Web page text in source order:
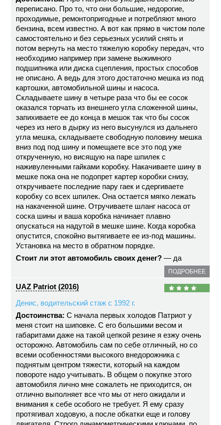
переписано. Про то, что они большие, недорогие,
проходимые, ремонтопригодные и потребляют много
бензина, всем известно. А вот как прямо в чистом поле
самостоятельно и без серьезных усилий снять и
потом вернуть на место тяжелую коробку передач, что
необходимо например при замене выжимного
подшипника или диска сцепления, простых способов
не описано. А ведь для этого достаточно мешка из под
картошки, автомобильной шины и насоса.
Складываете шину в четыре раза что бы ее сосок
оказался торчать из внешнего угла сложенной шины,
запихиваете ее до конца в мешок так что бы сосок
через из него в дырку из него высунулся из дальнего
угла мешка, складываете свободную половину мешка
вниз под под шину и помещаете все это под уже
открученную, но висящую на паре шпилек с
наживуленными гайками коробку. Накачиваете шину в
мешке пока она не подопрет картер коробки снизу,
откручиваете последние пару гаек и сдергиваете
коробку со всех шпилек. Она остается мягко лежать
на накаченной шине. Отручиваете шланг насоса от
соска шины и ваша коробка начинает плавно
опускаться на надутой в мешке шине. Когда коробка
опустится, спокойно вытягиваете ее из-под машины.
Установка на место в обратном порядке.
Стоит ли этот автомобиль своих денег? — да
ПОДРОБНЕЕ
UAZ Patriot (2016)
Денис, водительский стаж с 1992 г.
Достоинства: С начала первых холодов Патриот у
меня стоит на шиповке. С его большими весом и
габаритами даже на такой цепкой резине я езжу очень
осторожно. Автомобиль сам по себе отличный, но со
всеми особенностями высокого внедорожника с
поднятым центром тяжести, который на каждом
повороте надо учитывать. В общем о покупке этого
автомобиля лично мне сожалеть не приходится, он
отлично выполняет все что мы от него ожидали и
внимания к себе особого не требует. Я ему сразу
протягивал ходовую, а после обкатки еще и голову